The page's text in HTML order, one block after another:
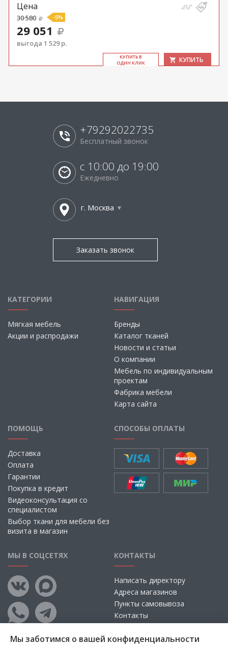
Цена
30 580 -5%
29 051
выгода 1 529 р.
КУ­ПИТЬ В
ОДИН КЛИК
КУПИТЬ
+79292022735
Бесплатный звонок
с 10:00 до 19:00
Ежедневно
г. Москва
Заказать звонок
КАТЕГОРИИ
Мягкая мебель
Акции и распродажи
НАВИГАЦИЯ
Бренды
Каталог тканей
Новости и статьи
О компании
Мебель по индивидуальным
проектам
Фабрика мебели
Карта сайта
ПОМОЩЬ
Доставка
Оплата
Гарантии
Покупка в кредит
Видеоконсультация со
специалистом
Выбор ткани для мебели без
визита в магазин
СПОСОБЫ ОПЛАТЫ
МЫ В СОЦСЕТЯХ КОНТАКТЫ
Написать директору
Адреса магазинов
Пункты самовывоза
Контакты
Мы заботимся о вашей конфиденциальности